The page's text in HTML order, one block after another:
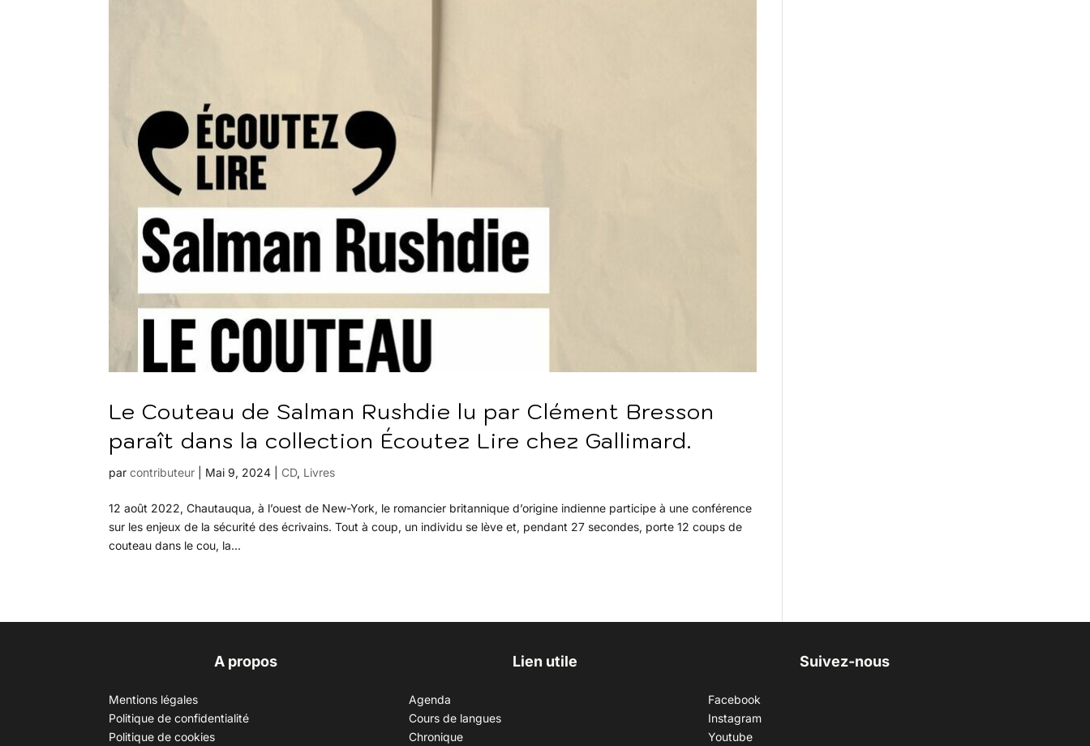
Le Couteau de Salman Rushdie lu par Clément Bresson
paraît dans la collection Écoutez Lire chez Gallimard.
parcontributeur Mai 9, 2024 CD, Livres
12 août 2022, Chautauqua, à l’ouest de New-York, le romancier britannique d’origine indienne participe à une conférence
sur les enjeux de la sécurité des écrivains. Tout à coup, un individu se lève et, pendant 27 secondes, porte 12 coups de
couteau dans le cou, la...
A propos
Mentions légales
Politique de confidentialité
Politique de cookies
Lien utile
Agenda
Cours de langues
Chronique
Suivez-nous
Facebook
Instagram
Youtube